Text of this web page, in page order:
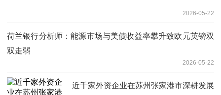
2026-05-22
荷兰银行分析师：能源市场与美债收益率攀升致欧元英镑双
双走弱
2026-05-22
近千家外资企业在苏州张家港市深耕发展